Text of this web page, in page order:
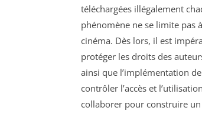
téléchargées illégalement
phénomène ne se limite pas
cinéma. Dès lors, il est
protéger les droits des
ainsi que l’implémentation
contrôler l’accès et
collaborer pour construire